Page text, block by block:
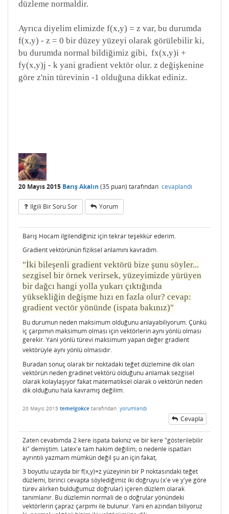
düzleme normaldir.
Ayrıca diyelim elimizde f(x,y) = z var, bu durumda
f(x,y) - z = 0 bir düzey yüzeyi olarak görülebilir ki,
bu durumda normal bildiğimiz gibi, fx(x,y)i +
fy(x,y)j - k yani gradient vektör olur. z değişkenine
göre z'nin türevinin -1 olduğuna dikkat ediniz.
20 Mayıs 2015 Barış Akalın (35 puan) tarafından cevaplandı
Ilgili Bir Soru Sor Yorum
Barış Hocam ilgilendiğiniz için tekrar teşekkür ederim.
Gradient vektörünün fiziksel anlamını kavradım.
"İki bileşenli gradient vektörü bize şunu söyler...
sezgisel bir örnek verirsek, yüzeyimizde yürüyen
bir dağcı hangi yolla yukarı çıktığında
yüksekliğin değişme hızı en fazla olur? cevap:
gradient vectör yönünde (ispata bakınız)"
Bu durumun neden maksimum olduğunu anlayabiliyorum. Çünkü
iç çarpımın maksimum olması için vektörlerin aynı yönlü olması
gerekir. Yani yönlü türevi maksimum yapan değer gradient
vektörüyle aynı yönlü olmasıdır.
Buradan sonuç olarak bir noktadaki teğet düzlemine dik olan
vektörün neden gradinet vektörü olduğunu anlamak sezgisel
olarak kolaylaşıyor fakat matematiksel olarak o vektörün neden
dik olduğunu hala kavramış değilim.
20 Mayıs 2015 temelgokce tarafından yorumlandı
Cevapla
Zaten cevabımda 2 kere ispata bakınız ve bir kere "gösterilebilir
ki" demiştim. Latex'e tam hakim değilim; o nedenle ispatları
ayrıntılı yazmam mümkün değil şu an için fakat,
3 boyutlu uzayda bir f(x,y)=z yüzeyinin bir P noktasındaki teğet
düzlemi, birinci cevapta söylediğimiz iki doğruyu (x'e ve y'ye göre
türev alırken bulduğumuz doğrular) içeren düzlem olarak
tanımlanır. Bu düzlemin normali de o doğrular yönündeki
vektörlerin çapraz çarpımı ile bulunur. Yani en azından biliyoruz